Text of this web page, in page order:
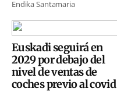
Endika Santamaria
Euskadi seguirá en
2029 por debajo del
nivel de ventas de
coches previo al covid